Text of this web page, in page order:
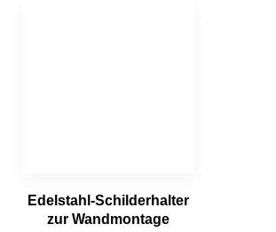
Edelstahl-Schilderhalter
zur Wandmontage